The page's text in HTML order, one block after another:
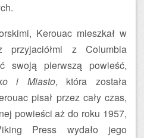
Kerouac mieszkał w
z Columbia
swoją pierwszą powieść,
i Miasto, która została
pisał przez cały czas,
powieści aż do roku 1957,
Press wydało jego